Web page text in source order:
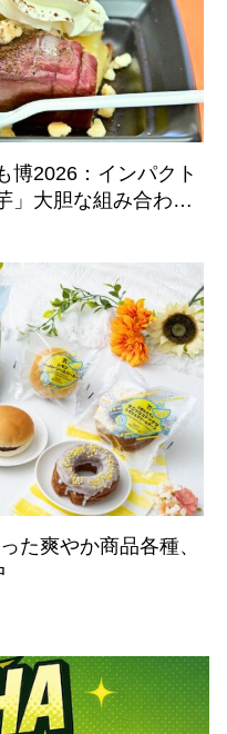
博2026：インパクト
」大胆な組み合わせ
た爽やか商品各種、